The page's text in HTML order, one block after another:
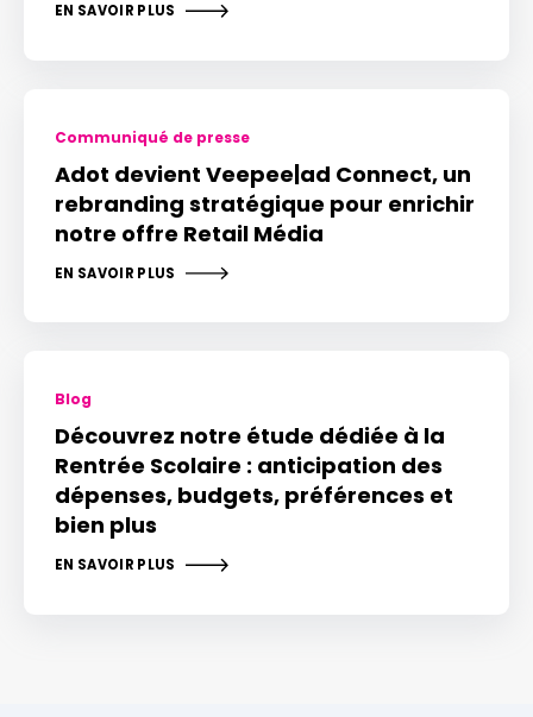
EN SAVOIR PLUS
Communiqué de presse
Adot devient Veepee|ad Connect, un
rebranding stratégique pour enrichir
notre offre Retail Média
EN SAVOIR PLUS
Blog
Découvrez notre étude dédiée à la
Rentrée Scolaire : anticipation des
dépenses, budgets, préférences et
bien plus
EN SAVOIR PLUS